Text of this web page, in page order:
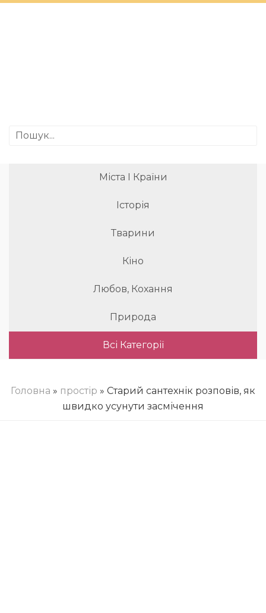
Міста І Країни
Історія
Тварини
Кіно
Любов, Кохання
Природа
Всі Категорії
Головна » простір » Старий сантехнік розповів, як
швидко усунути засмічення